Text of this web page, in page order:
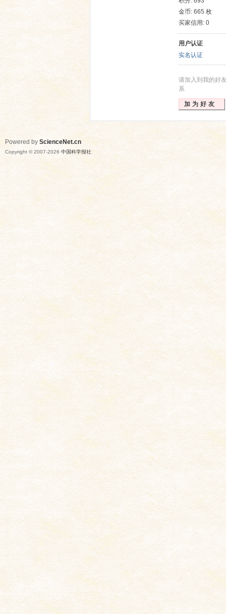
金币: 665 枚
买家信用: 0
用户认证
实名认证
请加入到我的好
系
加为好友
Powered by ScienceNet.cn
Copyright © 2007-2026 中国科学报社